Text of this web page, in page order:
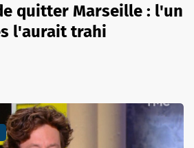
quitter Marseille : l'un
l'aurait trahi